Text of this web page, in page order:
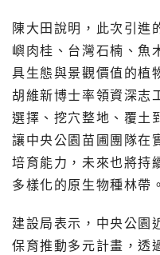
陳大田說明，此次引進
嶼肉桂、台灣石楠、魚
具生態與景觀價值的植
胡維新博士率領資深志
選擇、挖穴整地、覆土
讓中央公園苗圃團隊在
培育能力，未來也將持
多樣化的原生物種林帶。
建設局表示，中央公園
保育推動多元計畫，透